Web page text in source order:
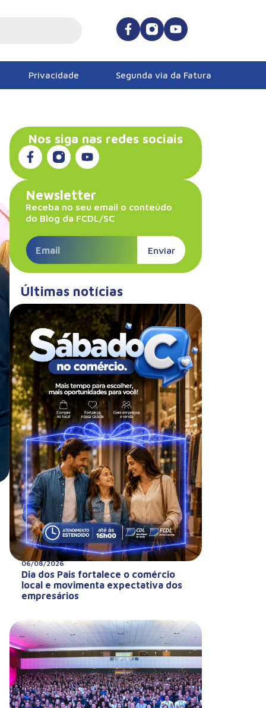
Privacidade Segunda via da Fatura
Nos siga nas redes sociais
Newsletter
Receba no seu email o conteúdo
do Blog da FCDL/SC
Enviar
Últimas notícias
06/08/2026
Dia dos Pais fortalece o comércio
local e movimenta expectativa dos
empresários